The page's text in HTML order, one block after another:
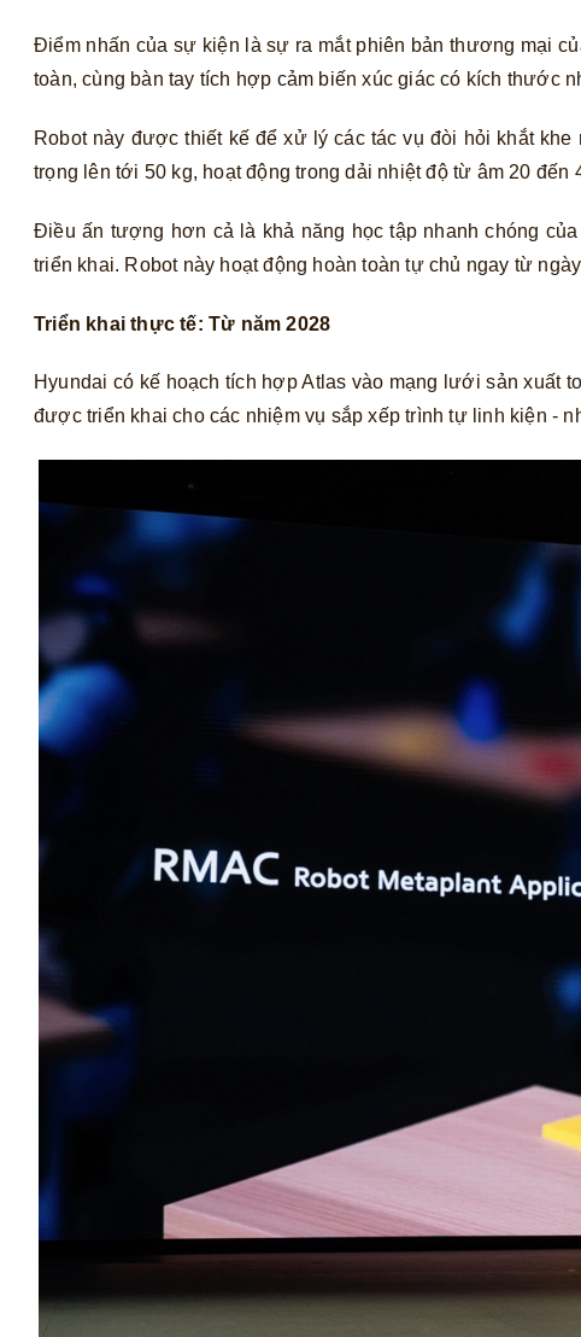
Điểm nhấn của sự kiện là sự ra mắt phiên bản thương mại
toàn, cùng bàn tay tích hợp cảm biến xúc giác có kích thước
Robot này được thiết kế để xử lý các tác vụ đòi hỏi khắt
trọng lên tới 50 kg, hoạt động trong dải nhiệt độ từ âm 20
Điều ấn tượng hơn cả là khả năng học tập nhanh chóng
triển khai. Robot này hoạt động hoàn toàn tự chủ ngay từ
Triển khai thực tế: Từ năm 2028
Hyundai có kế hoạch tích hợp Atlas vào mạng lưới sản xuất
được triển khai cho các nhiệm vụ sắp xếp trình tự linh kiện -